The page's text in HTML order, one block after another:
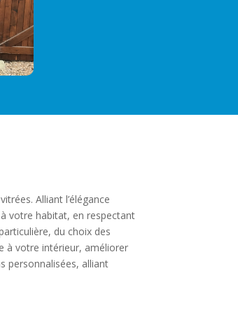
Alliant l’élégance
votre habitat, en respectant
du choix des
à votre intérieur, améliorer
personnalisées, alliant